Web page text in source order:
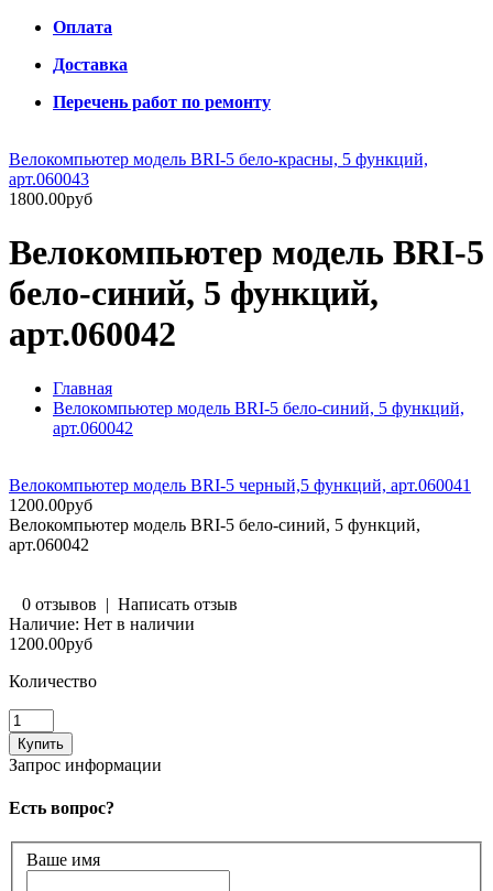
Оплата
Доставка
Перечень работ по ремонту
Велокомпьютер модель BRI-5 бело-красны, 5 функций,
арт.060043
1800.00руб
Велокомпьютер модель BRI-5
бело-синий, 5 функций,
арт.060042
Главная
Велокомпьютер модель BRI-5 бело-синий, 5 функций,
арт.060042
Велокомпьютер модель BRI-5 черный,5 функций, арт.060041
1200.00руб
Велокомпьютер модель BRI-5 бело-синий, 5 функций,
арт.060042
0 отзывов | Написать отзыв
Наличие: Нет в наличии
1200.00руб
Количество
Запрос информации
Есть вопрос?
Ваше имя